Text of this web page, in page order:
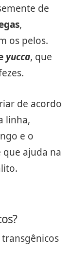
de
,
os pelos.
yucca, que
de acordo
linha,
e o
que ajuda na